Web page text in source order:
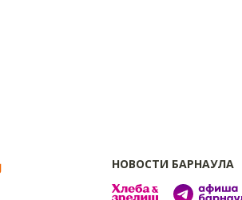
НОВОСТИ БАРНАУЛА